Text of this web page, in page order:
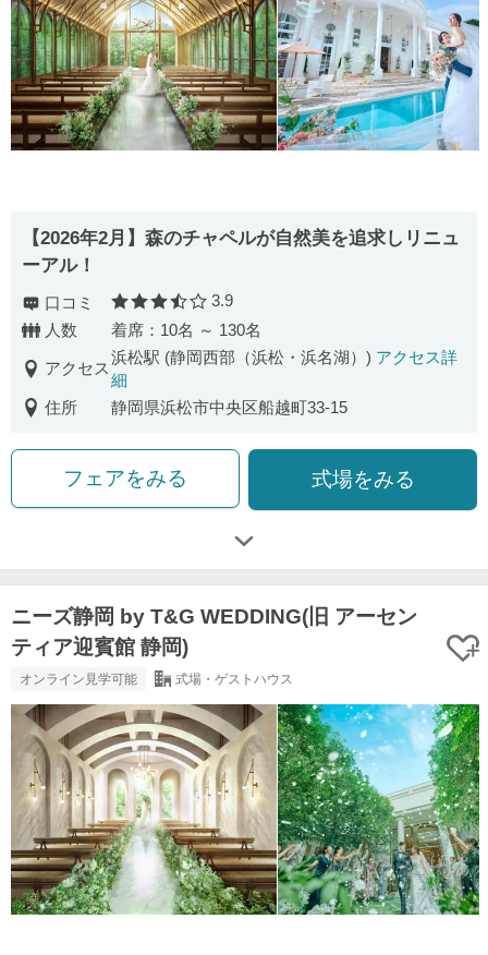
【2026年2月】森のチャペルが自然美を追求しリニュ
ーアル！
口コミ 口コミ評価
3.9
人数
着席：10名 ～ 130名
アクセス
浜松駅 (静岡西部（浜松・浜名湖）) アクセス詳
細
住所
静岡県浜松市中央区船越町33-15
フェアをみる 式場をみる
ニーズ静岡 by T&G WEDDING(旧 アーセン
ティア迎賓館 静岡)
オンライン見学可能 式場・ゲストハウス